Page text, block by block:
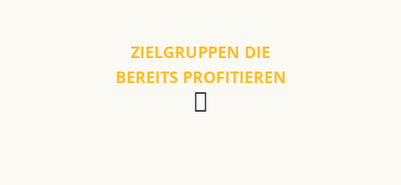
ZIELGRUPPEN DIE
BEREITS PROFITIEREN